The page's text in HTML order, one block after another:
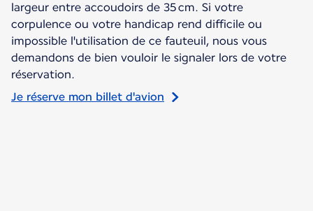
largeur entre accoudoirs de 35 cm. Si votre
corpulence ou votre handicap rend difficile ou
impossible l'utilisation de ce fauteuil, nous vous
demandons de bien vouloir le signaler lors de votre
réservation.
Je réserve mon billet d'avion